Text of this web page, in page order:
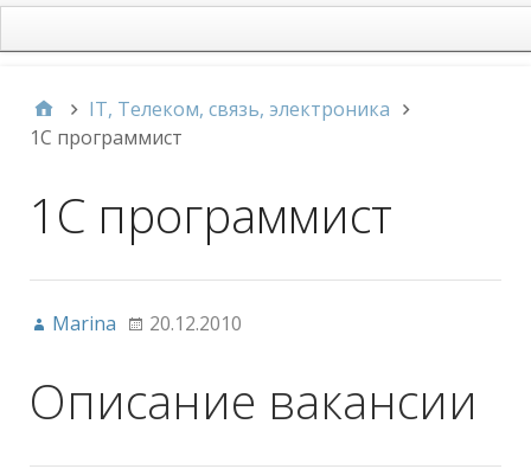
IT, Телеком, связь, электроника
1С программист
1С программист
Marina 20.12.2010
Описание вакансии